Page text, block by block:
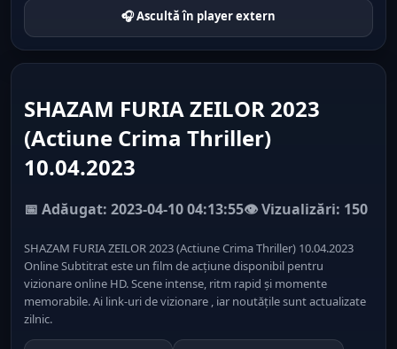
🎧 Ascultă în player extern
SHAZAM FURIA ZEILOR 2023
(Actiune Crima Thriller)
10.04.2023
📅 Adăugat: 2023-04-10 04:13:55👁️ Vizualizări: 150
SHAZAM FURIA ZEILOR 2023 (Actiune Crima Thriller) 10.04.2023
Online Subtitrat este un film de acțiune disponibil pentru
vizionare online HD. Scene intense, ritm rapid și momente
memorabile. Ai link-uri de vizionare , iar noutățile sunt actualizate
zilnic.